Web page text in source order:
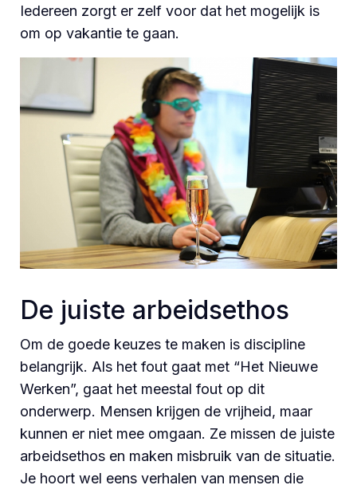
Iedereen zorgt er zelf voor dat het mogelijk is
om op vakantie te gaan.
De juiste arbeidsethos
Om de goede keuzes te maken is discipline
belangrijk. Als het fout gaat met “Het Nieuwe
Werken”, gaat het meestal fout op dit
onderwerp. Mensen krijgen de vrijheid, maar
kunnen er niet mee omgaan. Ze missen de juiste
arbeidsethos en maken misbruik van de situatie.
Je hoort wel eens verhalen van mensen die